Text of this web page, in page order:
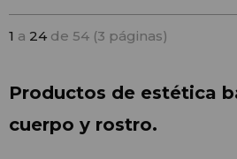
1 a 24 de 54 (3 páginas)
Productos de estética
cuerpo y rostro.